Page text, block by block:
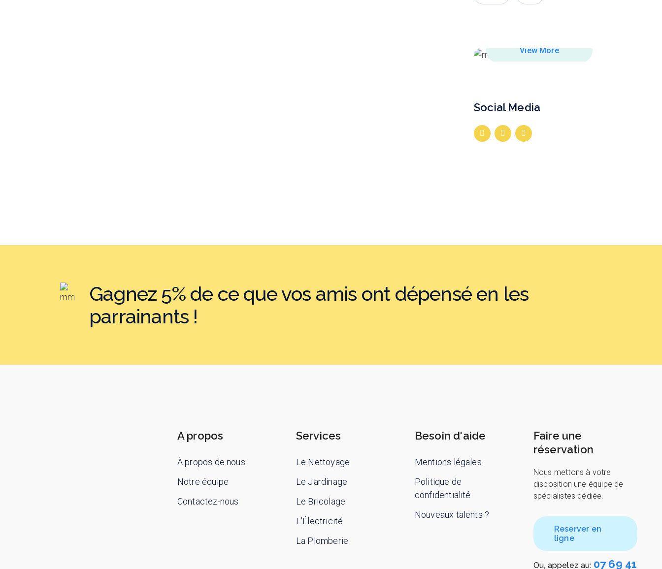
View More
Social Media
Gagnez 5% de ce que vos amis ont dépensé en les
parrainants !
A propos
À propos de nous
Notre équipe
Contactez-nous
Services
Le Nettoyage
Le Jardinage
Le Bricolage
L’Électricité
La Plomberie
Besoin d'aide
Mentions légales
Politique de
confidentialité
Nouveaux talents ?
Faire une
réservation
Nous mettons à votre
disposition une équipe de
spécialistes dédiée.
Reserver en
ligne
Ou, appelez au: 07 69 41